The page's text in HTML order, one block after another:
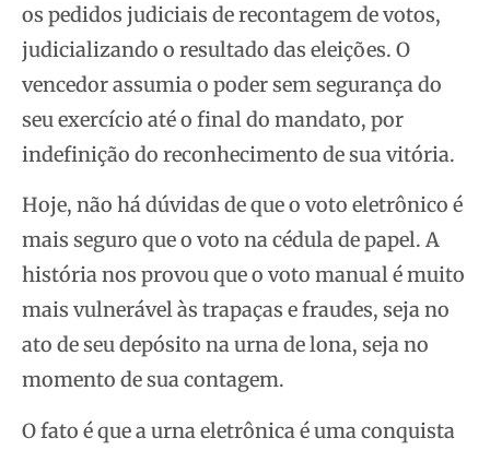
os pedidos judiciais de recontagem de votos,
judicializando o resultado das eleições. O
vencedor assumia o poder sem segurança do
seu exercício até o final do mandato, por
indefinição do reconhecimento de sua vitória.
Hoje, não há dúvidas de que o voto eletrônico é
mais seguro que o voto na cédula de papel. A
história nos provou que o voto manual é muito
mais vulnerável às trapaças e fraudes, seja no
ato de seu depósito na urna de lona, seja no
momento de sua contagem.
O fato é que a urna eletrônica é uma conquista